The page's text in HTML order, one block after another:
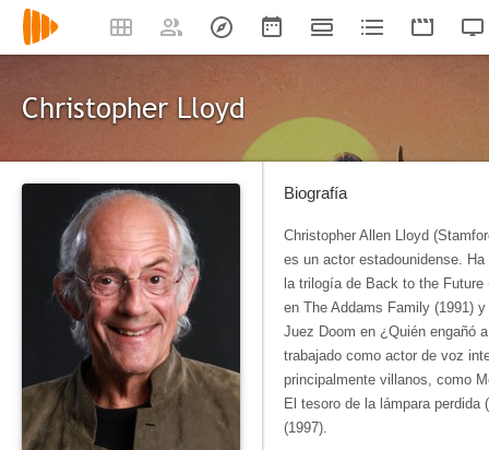
Christopher Lloyd
Biografía
Christopher Allen Lloyd
es un actor estadounidense.
la trilogía de Back to the
en The Addams Family (1991)
Juez Doom en ¿Quién engañó
trabajado como actor de voz
principalmente villanos, como
El tesoro de la lámpara perdida
(1997).